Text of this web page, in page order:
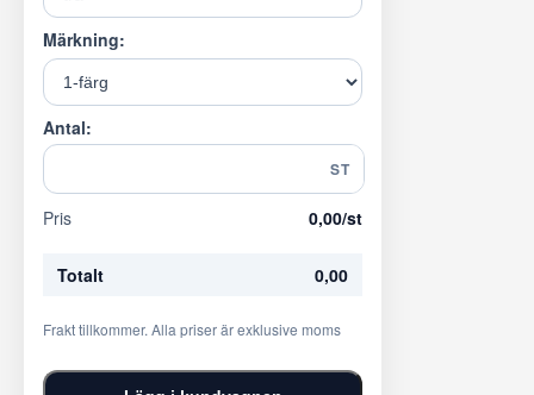
Märkning:
Antal:
ST
Pris 0,00/st
Totalt 0,00
Frakt tillkommer. Alla priser är exklusive moms